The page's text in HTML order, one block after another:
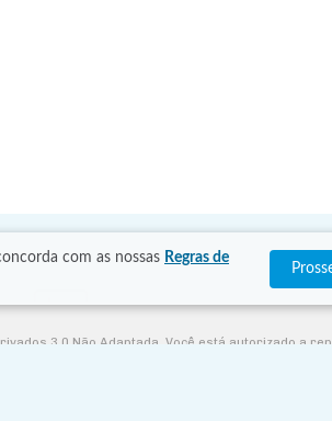
com as nossas Regras de
3.0 Não Adaptada. Você está autorizado a